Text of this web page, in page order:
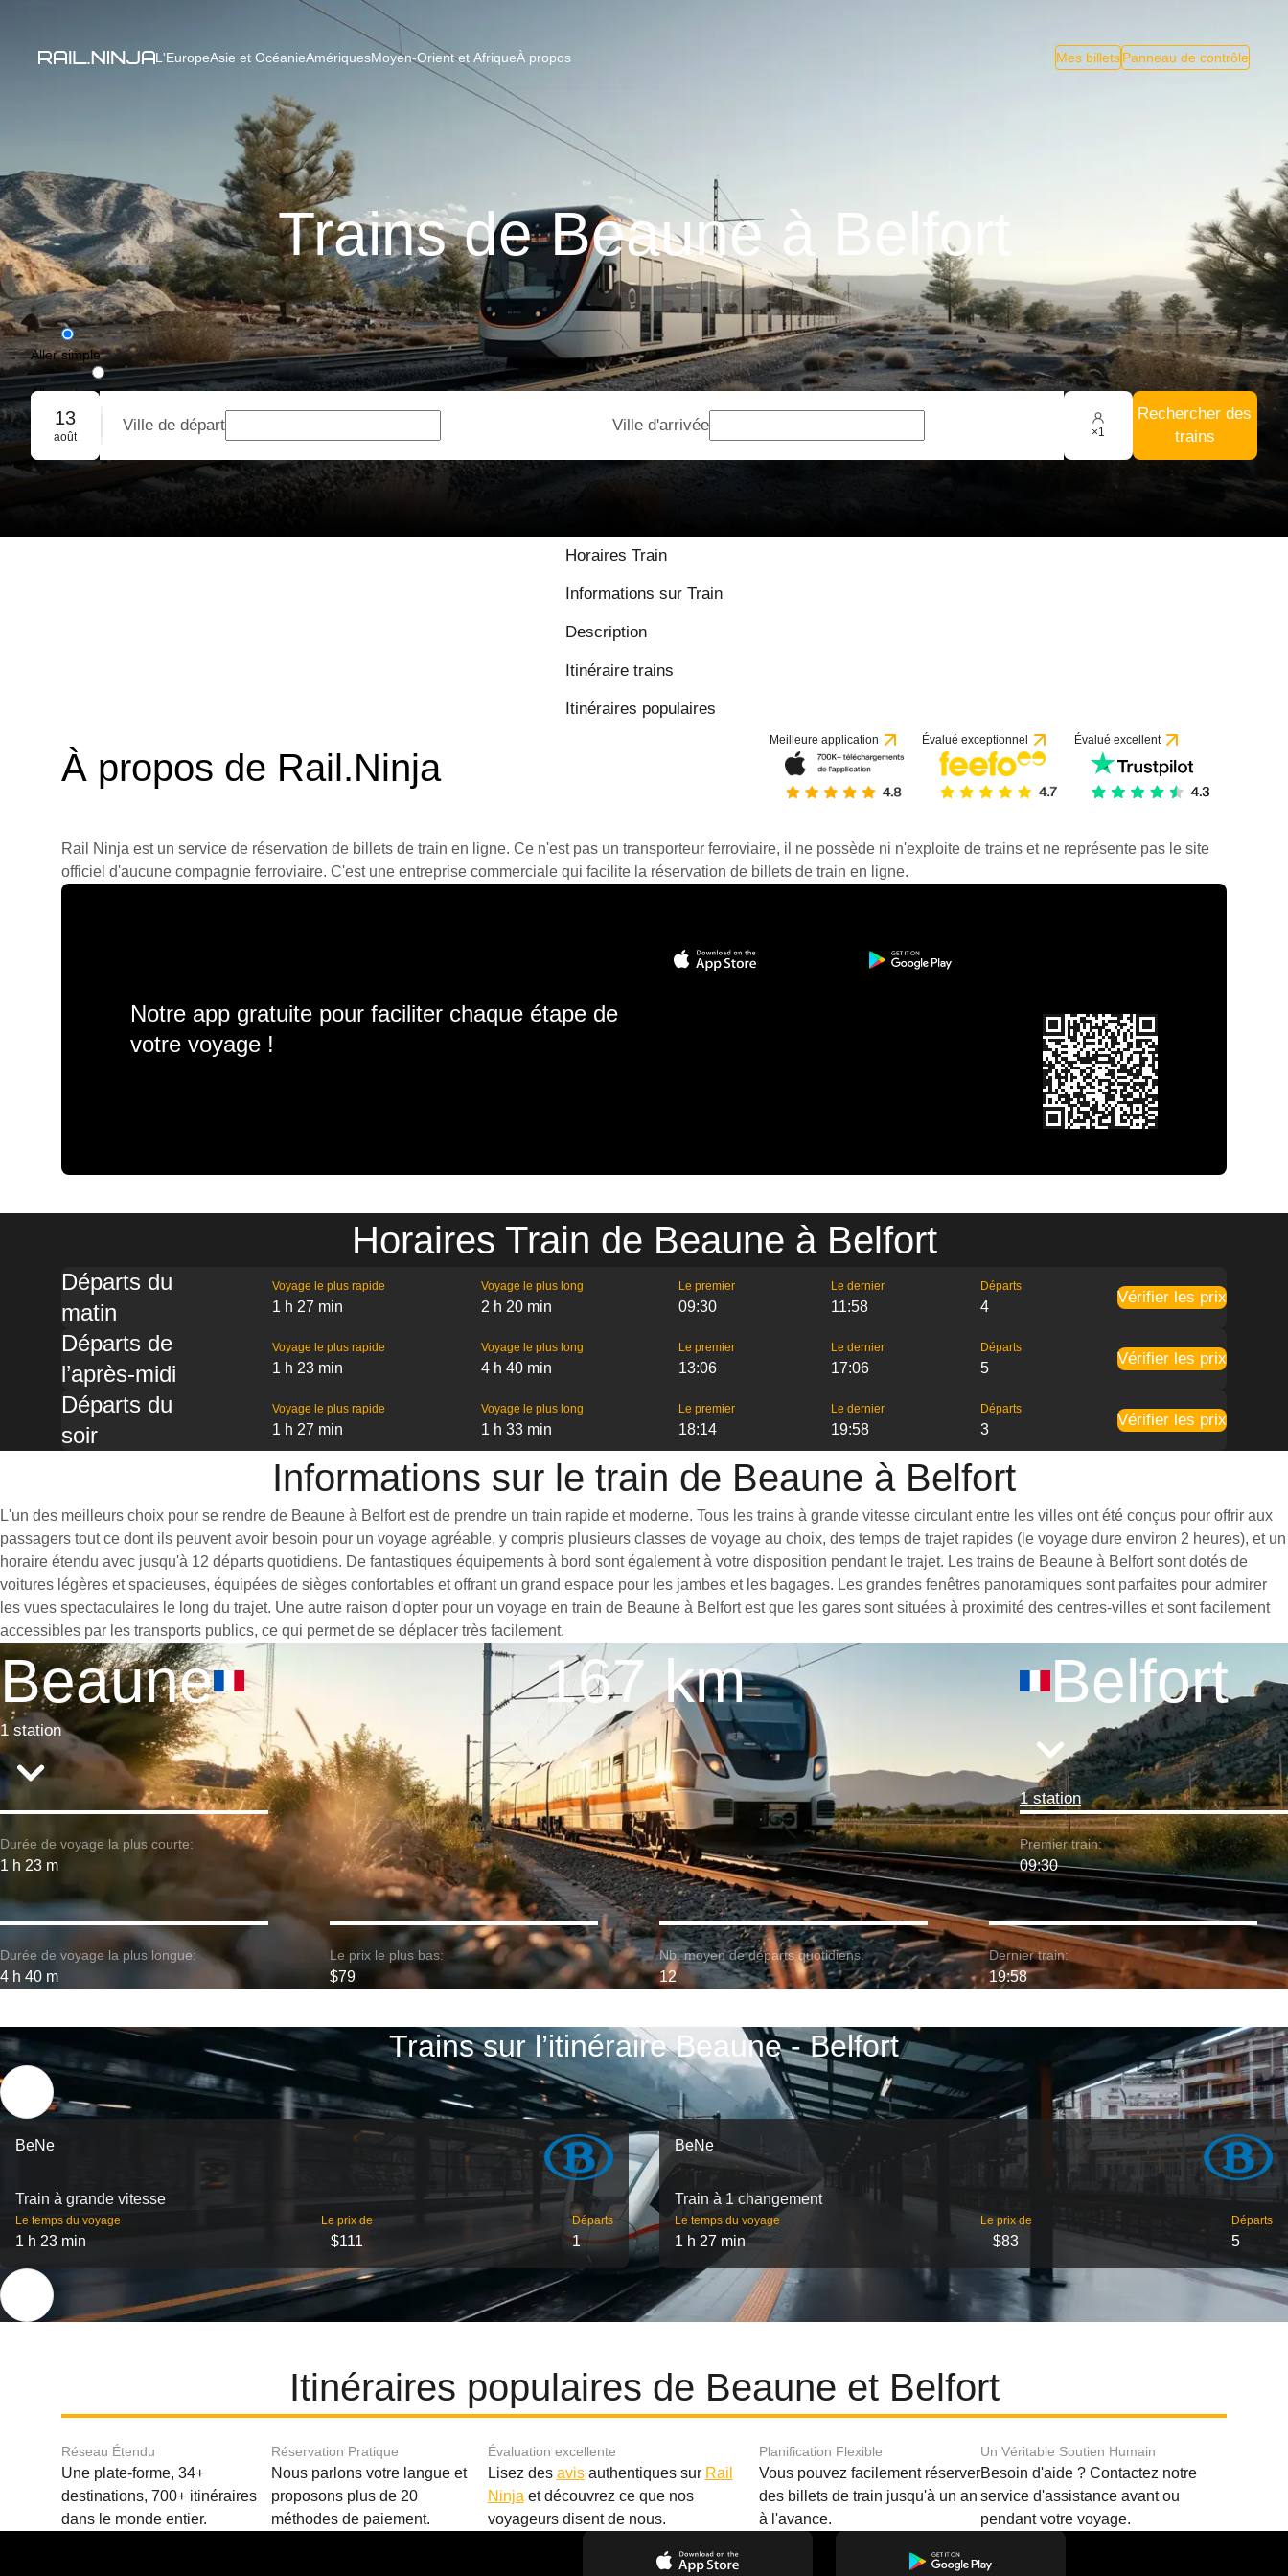
L'EuropeAsie et OcéanieAmériquesMoyen-Orient et AfriqueÀ propos Mes billetsPanneau de contrôle
Trains de Beaune à Belfort
Aller simple
Aller-retour
Réservation de groupe
13
août
Ville de départ Ville d'arrivée ×1
Rechercher des
trains
Horaires Train
Informations sur Train
Description
Itinéraire trains
Itinéraires populaires
À propos de Rail.Ninja
Meilleure application Évalué exceptionnel Évalué excellent
Rail Ninja est un service de réservation de billets de train en ligne. Ce n'est pas un transporteur ferroviaire, il ne possède ni n'exploite de trains et ne représente pas le site
officiel d'aucune compagnie ferroviaire. C'est une entreprise commerciale qui facilite la réservation de billets de train en ligne.
Notre app gratuite pour faciliter chaque étape de
votre voyage !
Horaires Train de Beaune à Belfort
Départs du
matin
Voyage le plus rapide
1 h 27 min
Voyage le plus long
2 h 20 min
Le premier
09:30
Le dernier
11:58
Départs
4
Vérifier les prix
Départs de
l’après-midi
Voyage le plus rapide
1 h 23 min
Voyage le plus long
4 h 40 min
Le premier
13:06
Le dernier
17:06
Départs
5
Vérifier les prix
Départs du
soir
Voyage le plus rapide
1 h 27 min
Voyage le plus long
1 h 33 min
Le premier
18:14
Le dernier
19:58
Départs
3
Vérifier les prix
Informations sur le train de Beaune à Belfort
L'un des meilleurs choix pour se rendre de Beaune à Belfort est de prendre un train rapide et moderne. Tous les trains à grande vitesse circulant entre les villes ont été conçus pour offrir aux
passagers tout ce dont ils peuvent avoir besoin pour un voyage agréable, y compris plusieurs classes de voyage au choix, des temps de trajet rapides (le voyage dure environ 2 heures), et un
horaire étendu avec jusqu'à 12 départs quotidiens. De fantastiques équipements à bord sont également à votre disposition pendant le trajet. Les trains de Beaune à Belfort sont dotés de
voitures légères et spacieuses, équipées de sièges confortables et offrant un grand espace pour les jambes et les bagages. Les grandes fenêtres panoramiques sont parfaites pour admirer
les vues spectaculaires le long du trajet. Une autre raison d'opter pour un voyage en train de Beaune à Belfort est que les gares sont situées à proximité des centres-villes et sont facilement
accessibles par les transports publics, ce qui permet de se déplacer très facilement.
Beaune
1 station
167 km Belfort
1 station
Durée de voyage la plus courte:
1 h 23 m
Premier train:
09:30
Durée de voyage la plus longue:
4 h 40 m
Le prix le plus bas:
$79
Nb. moyen de départs quotidiens:
12
Dernier train:
19:58
Trains sur l’itinéraire Beaune - Belfort
BeNe
Train à grande vitesse
Le temps du voyage
1 h 23 min
Le prix de
$111
Départs
1
BeNe
Train à 1 changement
Le temps du voyage
1 h 27 min
Le prix de
$83
Départs
5
Itinéraires populaires de Beaune et Belfort
Réseau Étendu
Une plate-forme, 34+
destinations, 700+ itinéraires
dans le monde entier.
Réservation Pratique
Nous parlons votre langue et
proposons plus de 20
méthodes de paiement.
Évaluation excellente
Lisez des avisauthentiques sur Rail
Ninja et découvrez ce que nos
voyageurs disent de nous.
Planification Flexible
Vous pouvez facilement réserver
des billets de train jusqu'à un an
à l'avance.
Un Véritable Soutien Humain
Besoin d'aide ? Contactez notre
service d'assistance avant ou
pendant votre voyage.